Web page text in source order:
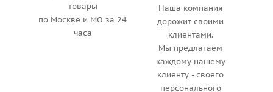
товары
по Москве и МО за 24
часа
Наша компания
дорожит своими
клиентами.
Мы предлагаем
каждому нашему
клиенту - своего
персонального